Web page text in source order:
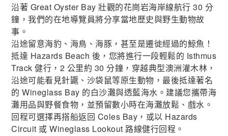
沿著 Great Oyster Bay 壯觀的花崗岩海岸線航行 30 分
鐘，我們的在地導覽員將分享當地歷史與野生動物故
事。
沿途留意海豹、海鳥、海豚，甚至是遷徙經過的鯨魚！
抵達 Hazards Beach 後，您將進行一段輕鬆的 Isthmus
Track 健行，2 公里約 30 分鐘，穿越典型澳洲灌木林，
沿途可能看見針鼴、沙袋鼠等原生動物，最後抵達著名
的 Wineglass Bay 的白沙灘與透藍海水。建議您攜帶海
灘用品與野餐食物，並預留數小時在海灘放鬆、戲水。
回程可選擇再搭船返回 Coles Bay，或以 Hazards
Circuit 或 Wineglass Lookout 路線健行回程。